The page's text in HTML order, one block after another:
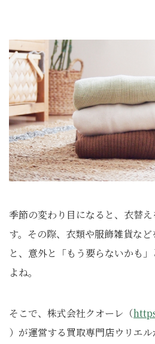
季節の変わり目になると、衣替
す。その際、衣類や服飾雑貨な
と、意外と「もう要らないかも
よね。
そこで、株式会社クオーレ（
）が運営する買取専門店ウリエ